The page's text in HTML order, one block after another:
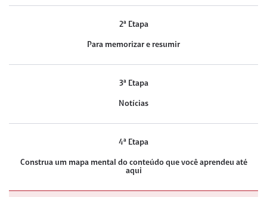
2ª Etapa
Para memorizar e resumir
3ª Etapa
Notícias
4ª Etapa
Construa um mapa mental do conteúdo que você aprendeu até
aqui